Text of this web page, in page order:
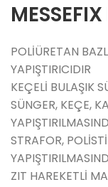
POLİÜRETAN
YAPIŞTIRICIDIR
KEÇELİ BULAŞIK
SÜNGER, KEÇE,
STRAFOR,
ZIT HAREKETLİ